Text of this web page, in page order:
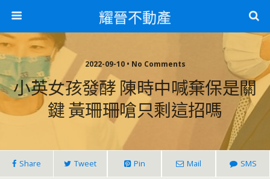
耀晉不動產
2022-09-10 • No Comments
小英女孩發酵 陳時中喊棄保是關
鍵 黃珊珊嗆只剩這招嗎
Share Tweet Pin Mail SMS